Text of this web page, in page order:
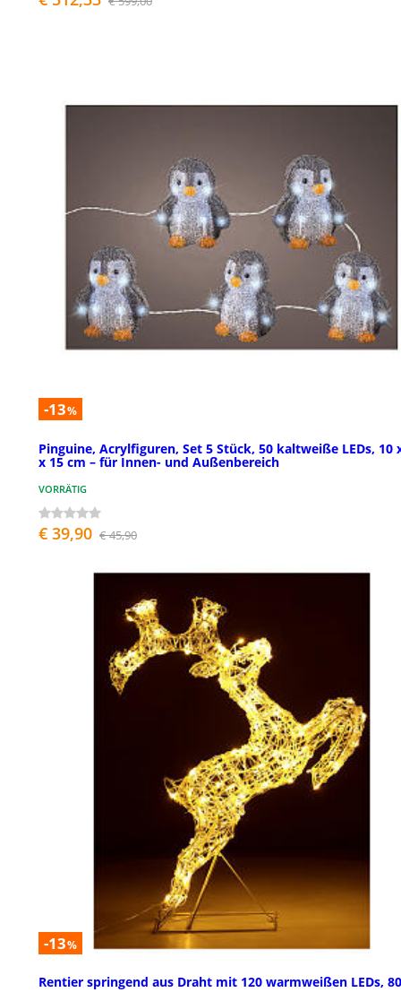
-13%
Pinguine, Acrylfiguren, Set 5 Stück, 50 kaltweiße LEDs, 10
x 15 cm – für Innen- und Außenbereich
VORRÄTIG
€ 39,90 € 45,90
-13%
Rentier springend aus Draht mit 120 warmweißen LEDs,